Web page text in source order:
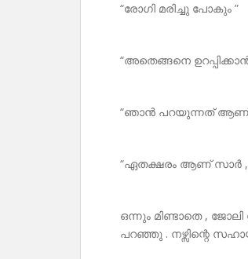
“രോഗി മരിച്ചു പോകും ”
“അതെങ്ങനെ
“ഞാൻ പറയുന്നത് ആണ്
“ഏതക്ഷരം ആണ് സാർ ,
ഒന്നും മിണ്ടാതെ ,
പറഞ്ഞു . നഴ്സിന്റെ